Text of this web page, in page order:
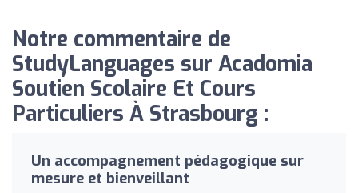
Notre commentaire de
StudyLanguages sur Acadomia ‍
Soutien Scolaire Et Cours
Particuliers À Strasbourg :
Un accompagnement pédagogique sur
mesure et bienveillant